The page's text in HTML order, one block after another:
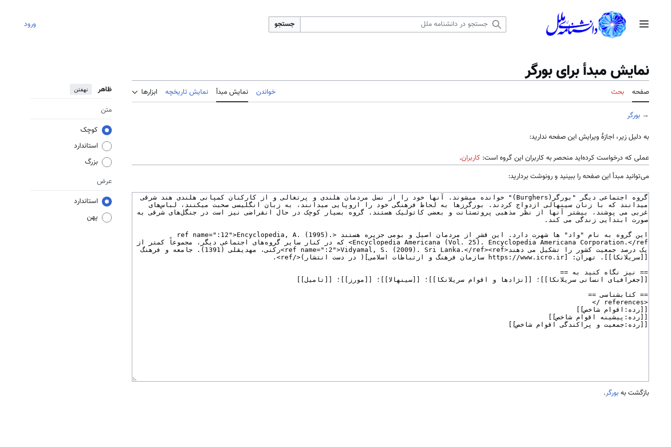
منوی اصلی جستجو ورود
نمایش مبدأ برای بورگر
صفحه بحث خواندن نمایش مبدأ نمایش تاریخچه ابزارها ظاهر نهفتن
متن
کوچک
استاندارد
بزرگ
عرض
استاندارد
پهن
→ بورگر
به دلیل زیر، اجازهٔ ویرایش این صفحه ندارید:
عملی که درخواست کرده‌اید منحصر به کاربران این گروه است: کاربران.
می‌توانید مبدأ این صفحه را ببینید و رونوشت بردارید:
بازگشت بهبورگر.